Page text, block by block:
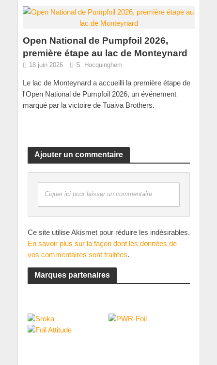
Open National de Pumpfoil 2026,
première étape au lac de Monteynard
18 juin 2026 S. Hocquinghem
Le lac de Monteynard a accueilli la première étape de
l'Open National de Pumpfoil 2026, un événement
marqué par la victoire de Tuaiva Brothers.
Ajouter un commentaire
Ciquer ici pour laisser un commentaire
Ce site utilise Akismet pour réduire les indésirables.
En savoir plus sur la façon dont les données de
vos commentaires sont traitées.
Marques partenaires